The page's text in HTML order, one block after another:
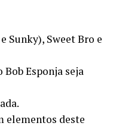
Sunky), Sweet Bro e
Esponja seja
elementos deste